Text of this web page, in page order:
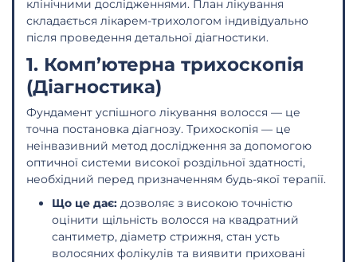
клінічними дослідженнями. План лікування
складається лікарем-трихологом індивідуально
після проведення детальної діагностики.
1. Комп’ютерна трихоскопія
(Діагностика)
Фундамент успішного лікування волосся — це
точна постановка діагнозу. Трихоскопія — це
неінвазивний метод дослідження за допомогою
оптичної системи високої роздільної здатності,
необхідний перед призначенням будь-якої терапії.
Що це дає: дозволяє з високою точністю
оцінити щільність волосся на квадратний
сантиметр, діаметр стрижня, стан усть
волосяних фолікулів та виявити приховані